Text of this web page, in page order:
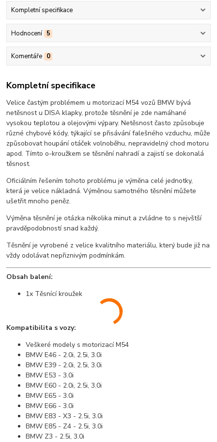
Kompletní specifikace
Hodnocení 5
Komentáře 0
Kompletní specifikace
Velice častým problémem u motorizací M54 vozů BMW bývá
netěsnost u DISA klapky, protože těsnění je zde namáhané
vysokou teplotou a olejovými výpary. Netěsnost často způsobuje
různé chybové kódy, týkající se přisávání falešného vzduchu, může
způsobovat houpání otáček volnoběhu, nepravidelný chod motoru
apod. Tímto o-kroužkem se těsnění nahradí a zajistí se dokonalá
těsnost.
Oficiálním řešením tohoto problému je výměna celé jednotky,
která je velice nákladná. Výměnou samotného těsnění můžete
ušetřit mnoho peněz.
Výměna těsnění je otázka několika minut a zvládne to s nejvštší
pravděpodobností snad každý.
Těsnění je vyrobené z velice kvalitního materiálu, který bude již na
vždy odolávat nepřiznivým podmínkám.
Obsah balení:
1x Těsnící kroužek
Kompatibilita s vozy:
Veškeré modely s motorizací M54
BMW E46 - 2.0i, 2.5i, 3.0i
BMW E39 - 2.0i, 2.5i, 3.0i
BMW E53 - 3.0i
BMW E60 - 2.0i, 2.5i, 3.0i
BMW E65 - 3.0i
BMW E66 - 3.0i
BMW E83 - X3 - 2.5i, 3.0i
BMW E85 - Z4 - 2.5i, 3.0i
BMW Z3 - 2.5i, 3.0i